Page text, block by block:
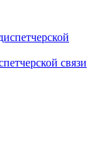
связи